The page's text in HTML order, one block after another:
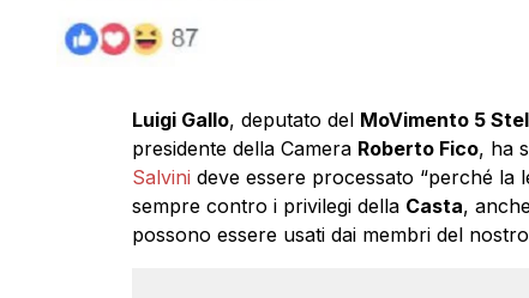
Luigi Gallo, deputato del MoVimento 5
presidente della Camera Roberto Fico, ha
Salvini deve essere processato “perché la
sempre contro i privilegi della Casta,
possono essere usati dai membri del